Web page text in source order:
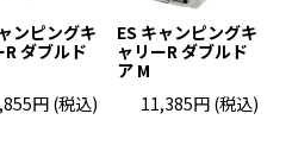
ラプレ
ンピングキ
R ダブルド
円 (税込)
ES キャンピングキ
ャリーR ダブルド
ア M
11,385円 (税込)